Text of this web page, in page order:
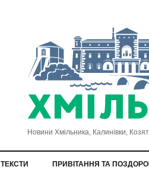
Новини Хмільника, Калинівки,
ТЕКСТИ ПРИВІТАННЯ ТА